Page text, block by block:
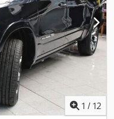
1 / 12